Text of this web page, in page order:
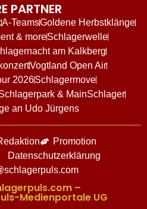
PARTNER
A-TeamsGoldene Herbstklänge
& moreSchlagerwelle
am Kalkberg
Vogtland Open Air
2026Schlagermove
& MainSchlager
an Udo Jürgens
Promotion
Datenschutzerklärung
–
Medienportale UG​